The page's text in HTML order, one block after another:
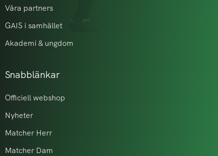
Våra partners
GAIS i samhället
Akademi & ungdom
Snabblänkar
Officiell webshop
Nyheter
Matcher Herr
Matcher Dam